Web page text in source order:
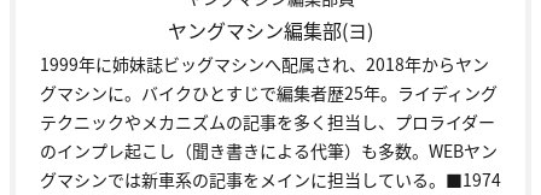
ヤングマシン編集部(ヨ)
1999年に姉妹誌ビッグマシンへ配属され、2018年からヤン
グマシンに。バイクひとすじで編集者歴25年。ライディング
テクニックやメカニズムの記事を多く担当し、プロライダー
のインプレ起こし（聞き書きによる代筆）も多数。WEBヤン
グマシンでは新車系の記事をメインに担当している。■1974